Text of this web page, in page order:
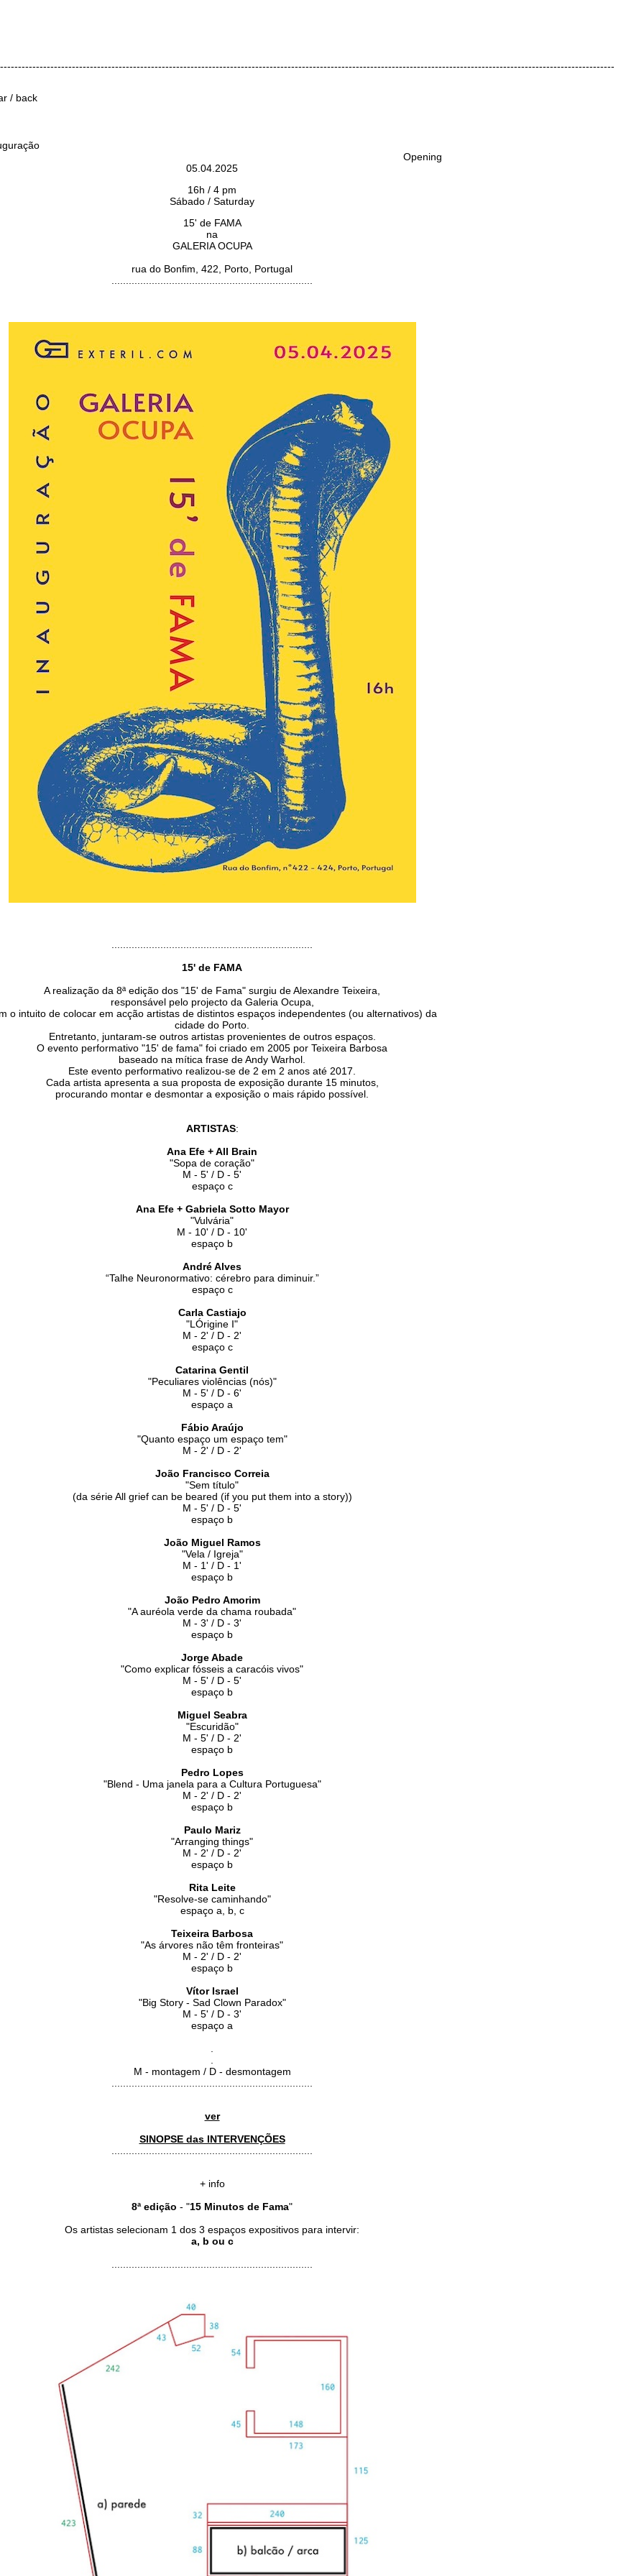
/ back
Opening
05.04.2025
16h / 4 pm
Sábado / Saturday
15' de FAMA
na
GALERIA OCUPA
rua do Bonfim, 422, Porto, Portugal
15' de FAMA
A realização da 8ª edição dos "15' de Fama" surgiu de Alexandre Teixeira,
responsável pelo projecto da Galeria Ocupa,
o intuito de colocar em acção artistas de distintos espaços independentes (ou alternativos) da
cidade do Porto.
Entretanto, juntaram-se outros artistas provenientes de outros espaços.
O evento performativo "15' de fama" foi criado em 2005 por Teixeira Barbosa
baseado na mítica frase de Andy Warhol.
Este evento performativo realizou-se de 2 em 2 anos até 2017.
Cada artista apresenta a sua proposta de exposição durante 15 minutos,
procurando montar e desmontar a exposição o mais rápido possível.
ARTISTAS:
Ana Efe + All Brain
"Sopa de coração"
M - 5' / D - 5'
espaço c
Ana Efe + Gabriela Sotto Mayor
"Vulvária"
M - 10' / D - 10'
espaço b
André Alves
“Talhe Neuronormativo: cérebro para diminuir.”
espaço c
Carla Castiajo
"LÓrigine I"
M - 2' / D - 2'
espaço c
Catarina Gentil
"Peculiares violências (nós)"
M - 5' / D - 6'
espaço a
Fábio Araújo
"Quanto espaço um espaço tem"
M - 2' / D - 2'
João Francisco Correia
"Sem título"
(da série All grief can be beared (if you put them into a story))
M - 5' / D - 5'
espaço b
João Miguel Ramos
"Vela / Igreja"
M - 1' / D - 1'
espaço b
João Pedro Amorim
"A auréola verde da chama roubada"
M - 3' / D - 3'
espaço b
Jorge Abade
"Como explicar fósseis a caracóis vivos"
M - 5' / D - 5'
espaço b
Miguel Seabra
"Escuridão"
M - 5' / D - 2'
espaço b
Pedro Lopes
"Blend - Uma janela para a Cultura Portuguesa"
M - 2' / D - 2'
espaço b
Paulo Mariz
"Arranging things"
M - 2' / D - 2'
espaço b
Rita Leite
"Resolve-se caminhando"
espaço a, b, c
Teixeira Barbosa
"As árvores não têm fronteiras"
M - 2' / D - 2'
espaço b
Vítor Israel
"Big Story - Sad Clown Paradox"
M - 5' / D - 3'
espaço a
M - montagem / D - desmontagem
ver
SINOPSE das INTERVENÇÕES
+ info
8ª edição - "15 Minutos de Fama"
Os artistas selecionam 1 dos 3 espaços expositivos para intervir:
a, b ou c